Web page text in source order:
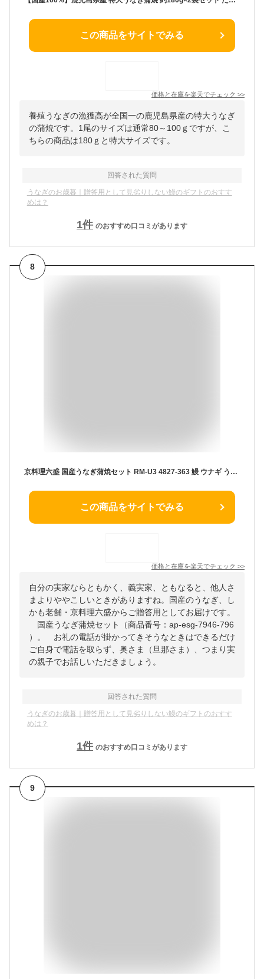
この商品をサイトでみる
価格と在庫を楽天でチェック >>
養殖うなぎの漁獲高が全国一の鹿児島県産の特大うなぎ
の蒲焼です。1尾のサイズは通常80～100ｇですが、こ
ちらの商品は180ｇと特大サイズです。
回答された質問
うなぎのお歳暮｜贈答用として見劣りしない鰻のギフトのおすす
めは？
1件 のおすすめ口コミがあります
8
京料理六盛 国産うなぎ蒲焼セット RM-U3 4827-363 鰻 ウナギ うなぎ 蒲焼き ギフト お中元 夏ギフト 暑中見舞い 贈り物 のし無料 お取り寄せ グルメ 内祝い 誕生日 記念日 父の日 敬老の日 プレゼント お祝い お礼 お歳暮 御歳暮 贈答品 【送料無料】
この商品をサイトでみる
価格と在庫を楽天でチェック >>
自分の実家ならともかく、義実家、ともなると、他人さ
まよりややこしいときがありますね。国産のうなぎ、し
かも老舗・京料理六盛からご贈答用としてお届けです。
国産うなぎ蒲焼セット（商品番号：ap-esg-7946-796
）。 お礼の電話が掛かってきそうなときはできるだけ
ご自身で電話を取らず、奥さま（旦那さま）、つまり実
の親子でお話しいただきましょう。
回答された質問
うなぎのお歳暮｜贈答用として見劣りしない鰻のギフトのおすす
めは？
1件 のおすすめ口コミがあります
9